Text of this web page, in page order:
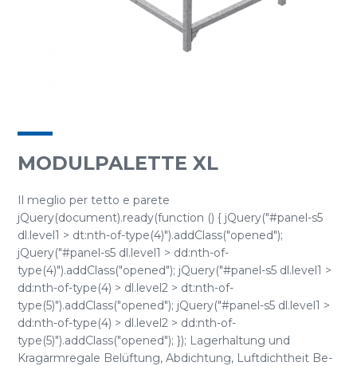
MODULPALETTE XL
Il meglio per tetto e parete
jQuery(document).ready(function () { jQuery("#panel-s5
dl.level1 > dt:nth-of-type(4)").addClass("opened");
jQuery("#panel-s5 dl.level1 > dd:nth-of-
type(4)").addClass("opened"); jQuery("#panel-s5 dl.level1 >
dd:nth-of-type(4) > dl.level2 > dt:nth-of-
type(5)").addClass("opened"); jQuery("#panel-s5 dl.level1 >
dd:nth-of-type(4) > dl.level2 > dd:nth-of-
type(5)").addClass("opened"); }); Lagerhaltung und
Kragarmregale Belüftung, Abdichtung, Luftdichtheit Be-